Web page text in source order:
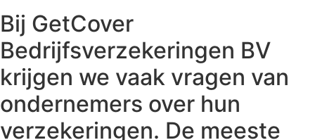
Bij GetCover
Bedrijfsverzekeringen BV
krijgen we vaak vragen van
ondernemers over hun
verzekeringen. De meeste